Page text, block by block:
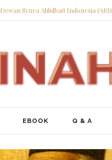
Syura Ahlulbait Indonesia (ABI)
EBOOK Q & A